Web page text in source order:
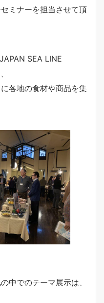
ミナーを担当させて頂
SEA LINE
各地の食材や商品を集
中でのテーマ展示は、